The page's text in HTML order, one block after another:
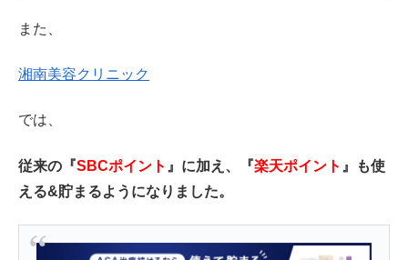
また、
湘南美容クリニック
では、
従来の『SBCポイント 』に加え、『楽天ポイント 』も使
える&貯まるようになりました。